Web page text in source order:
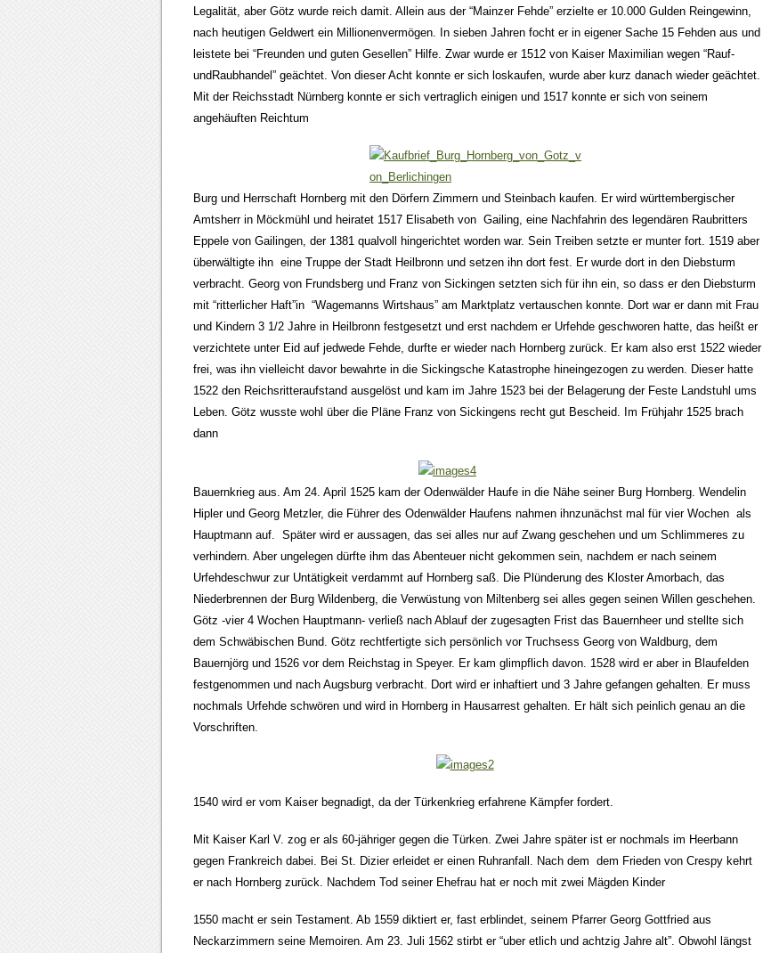
Legalität, aber Götz wurde reich damit. Allein aus der “Mainzer Fehde” erzielte er 10.000 Gulden Reingewinn,
nach heutigen Geldwert ein Millionenvermögen. In sieben Jahren focht er in eigener Sache 15 Fehden aus und
leistete bei “Freunden und guten Gesellen” Hilfe. Zwar wurde er 1512 von Kaiser Maximilian wegen “Rauf-
undRaubhandel” geächtet. Von dieser Acht konnte er sich loskaufen, wurde aber kurz danach wieder geächtet.
Mit der Reichsstadt Nürnberg konnte er sich vertraglich einigen und 1517 konnte er sich von seinem
angehäuften Reichtum
Burg und Herrschaft Hornberg mit den Dörfern Zimmern und Steinbach kaufen. Er wird württembergischer
Amtsherr in Möckmühl und heiratet 1517 Elisabeth von Gailing, eine Nachfahrin des legendären Raubritters
Eppele von Gailingen, der 1381 qualvoll hingerichtet worden war. Sein Treiben setzte er munter fort. 1519 aber
überwältigte ihn eine Truppe der Stadt Heilbronn und setzen ihn dort fest. Er wurde dort in den Diebsturm
verbracht. Georg von Frundsberg und Franz von Sickingen setzten sich für ihn ein, so dass er den Diebsturm
mit “ritterlicher Haft”in “Wagemanns Wirtshaus” am Marktplatz vertauschen konnte. Dort war er dann mit Frau
und Kindern 3 1/2 Jahre in Heilbronn festgesetzt und erst nachdem er Urfehde geschworen hatte, das heißt er
verzichtete unter Eid auf jedwede Fehde, durfte er wieder nach Hornberg zurück. Er kam also erst 1522 wieder
frei, was ihn vielleicht davor bewahrte in die Sickingsche Katastrophe hineingezogen zu werden. Dieser hatte
1522 den Reichsritteraufstand ausgelöst und kam im Jahre 1523 bei der Belagerung der Feste Landstuhl ums
Leben. Götz wusste wohl über die Pläne Franz von Sickingens recht gut Bescheid. Im Frühjahr 1525 brach
dann
Bauernkrieg aus. Am 24. April 1525 kam der Odenwälder Haufe in die Nähe seiner Burg Hornberg. Wendelin
Hipler und Georg Metzler, die Führer des Odenwälder Haufens nahmen ihnzunächst mal für vier Wochen als
Hauptmann auf. Später wird er aussagen, das sei alles nur auf Zwang geschehen und um Schlimmeres zu
verhindern. Aber ungelegen dürfte ihm das Abenteuer nicht gekommen sein, nachdem er nach seinem
Urfehdeschwur zur Untätigkeit verdammt auf Hornberg saß. Die Plünderung des Kloster Amorbach, das
Niederbrennen der Burg Wildenberg, die Verwüstung von Miltenberg sei alles gegen seinen Willen geschehen.
Götz -vier 4 Wochen Hauptmann- verließ nach Ablauf der zugesagten Frist das Bauernheer und stellte sich
dem Schwäbischen Bund. Götz rechtfertigte sich persönlich vor Truchsess Georg von Waldburg, dem
Bauernjörg und 1526 vor dem Reichstag in Speyer. Er kam glimpflich davon. 1528 wird er aber in Blaufelden
festgenommen und nach Augsburg verbracht. Dort wird er inhaftiert und 3 Jahre gefangen gehalten. Er muss
nochmals Urfehde schwören und wird in Hornberg in Hausarrest gehalten. Er hält sich peinlich genau an die
Vorschriften.
1540 wird er vom Kaiser begnadigt, da der Türkenkrieg erfahrene Kämpfer fordert.
Mit Kaiser Karl V. zog er als 60-jähriger gegen die Türken. Zwei Jahre später ist er nochmals im Heerbann
gegen Frankreich dabei. Bei St. Dizier erleidet er einen Ruhranfall. Nach dem dem Frieden von Crespy kehrt
er nach Hornberg zurück. Nachdem Tod seiner Ehefrau hat er noch mit zwei Mägden Kinder
1550 macht er sein Testament. Ab 1559 diktiert er, fast erblindet, seinem Pfarrer Georg Gottfried aus
Neckarzimmern seine Memoiren. Am 23. Juli 1562 stirbt er “uber etlich und achtzig Jahre alt”. Obwohl längst